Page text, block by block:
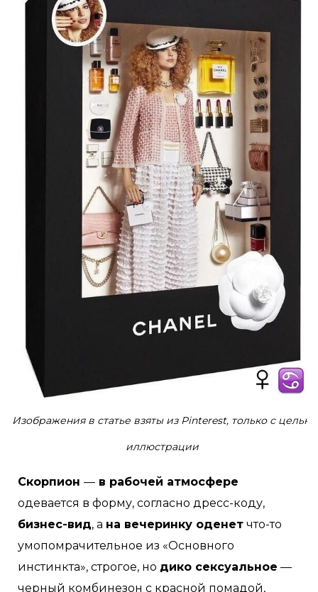
Изображения в статье взяты из Pinterest, только с целью
иллюстрации
Скорпион — в рабочей атмосфере
одевается в форму, согласно дресс-коду,
бизнес-вид, а на вечеринку оденет что-то
умопомрачительное из «Основного
инстинкта», строгое, но дико сексуальное —
черный комбинезон с красной помадой,